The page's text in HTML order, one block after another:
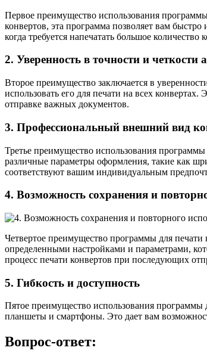
Первое преимущество использования
конвертов, эта программа позволяет вам
когда требуется напечатать большое количество
2. Уверенность в точности и четкости
Второе преимущество заключается в
использовать его для печати на всех
отправке важных документов.
3. Профессиональный внешний вид
Третье преимущество использования
различные параметры оформления, такие как
соответствуют вашим индивидуальным
4. Возможность сохранения и
Четвертое преимущество программы для
определенными настройками и параметрами,
процесс печати конвертов при последующих
5. Гибкость и доступность
Пятое преимущество использования
планшеты и смартфоны. Это дает вам
Вопрос-ответ: